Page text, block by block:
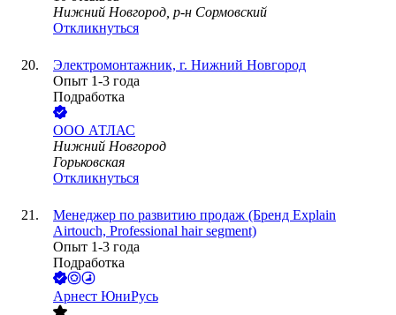
Нижний Новгород, р-н Сормовский
Откликнуться
Электромонтажник, г. Нижний Новгород
Опыт 1-3 года
Подработка
ООО АТЛАС
Нижний Новгород
Горьковская
Откликнуться
Менеджер по развитию продаж (Бренд Explain
Airtouch, Professional hair segment)
Опыт 1-3 года
Подработка
Арнест ЮниРусь